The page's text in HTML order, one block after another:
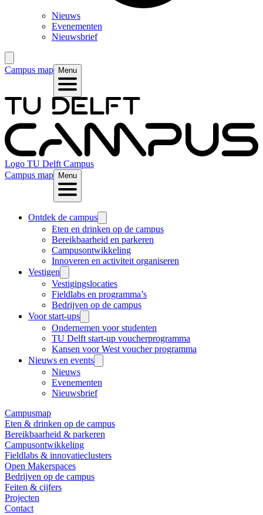
Nieuws
Evenementen
Nieuwsbrief
Campus map Menu
Logo TU Delft Campus
Campus map Menu
Ontdek de campus
Eten en drinken op de campus
Bereikbaarheid en parkeren
Campusontwikkeling
Innoveren en activiteit organiseren
Vestigen
Vestigingslocaties
Fieldlabs en programma’s
Bedrijven op de campus
Voor start-ups
Ondernemen voor studenten
TU Delft start-up voucherprogramma
Kansen voor West voucher programma
Nieuws en events
Nieuws
Evenementen
Nieuwsbrief
Campusmap
Eten & drinken op de campus
Bereikbaarheid & parkeren
Campusontwikkeling
Fieldlabs & innovatieclusters
Open Makerspaces
Bedrijven op de campus
Feiten & cijfers
Projecten
Contact